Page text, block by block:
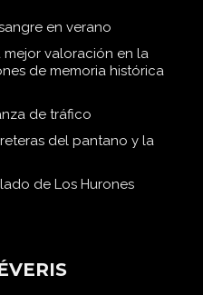
en verano
mejor valoración en la
de memoria histórica
de tráfico
del pantano y la
de Los Hurones